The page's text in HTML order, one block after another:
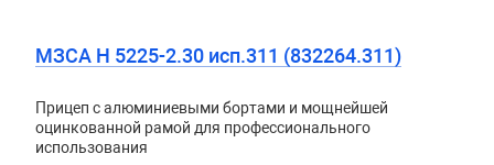
МЗСА H 5225-2.30 исп.311 (832264.311)
Прицеп с алюминиевыми бортами и мощнейшей
оцинкованной рамой для профессионального
использования